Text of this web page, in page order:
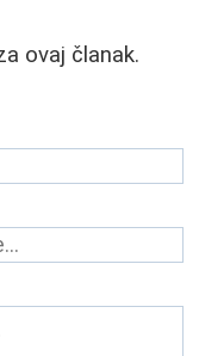
ovaj članak.